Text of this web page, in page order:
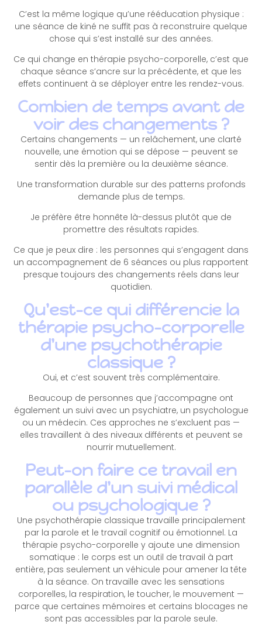
C’est la même logique qu’une rééducation physique :
une séance de kiné ne suffit pas à reconstruire quelque
chose qui s’est installé sur des années.
Ce qui change en thérapie psycho-corporelle, c’est que
chaque séance s’ancre sur la précédente, et que les
effets continuent à se déployer entre les rendez-vous.
Combien de temps avant de
voir des changements ?
Certains changements — un relâchement, une clarté
nouvelle, une émotion qui se dépose — peuvent se
sentir dès la première ou la deuxième séance.
Une transformation durable sur des patterns profonds
demande plus de temps.
Je préfère être honnête là-dessus plutôt que de
promettre des résultats rapides.
Ce que je peux dire : les personnes qui s’engagent dans
un accompagnement de 6 séances ou plus rapportent
presque toujours des changements réels dans leur
quotidien.
Qu'est-ce qui différencie la
thérapie psycho-corporelle
d'une psychothérapie
classique ?
Oui, et c’est souvent très complémentaire.
Beaucoup de personnes que j’accompagne ont
également un suivi avec un psychiatre, un psychologue
ou un médecin. Ces approches ne s’excluent pas —
elles travaillent à des niveaux différents et peuvent se
nourrir mutuellement.
Peut-on faire ce travail en
parallèle d'un suivi médical
ou psychologique ?
Une psychothérapie classique travaille principalement
par la parole et le travail cognitif ou émotionnel. La
thérapie psycho-corporelle y ajoute une dimension
somatique : le corps est un outil de travail à part
entière, pas seulement un véhicule pour amener la tête
à la séance. On travaille avec les sensations
corporelles, la respiration, le toucher, le mouvement —
parce que certaines mémoires et certains blocages ne
sont pas accessibles par la parole seule.